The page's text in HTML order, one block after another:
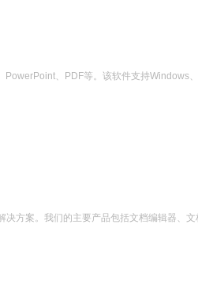
、PDF等。该软件支持
方案。我们的主要产品包括文档编辑器、